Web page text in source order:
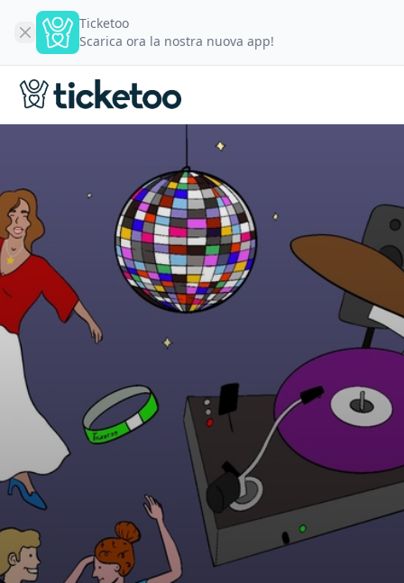
Ticketoo
Scarica ora la nostra nuova app!